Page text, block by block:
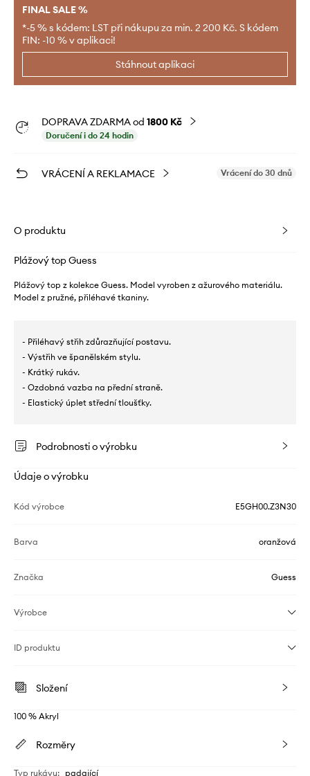
FINAL SALE %
*-5 % s kódem: LST při nákupu za min. 2 200 Kč. S kódem
FIN: -10 % v aplikaci!
Stáhnout aplikaci
DOPRAVA ZDARMA od 1800 Kč
Doručení i do 24 hodin
VRÁCENÍ A REKLAMACE Vrácení do 30 dnů
O produktu
Plážový top Guess
Plážový top z kolekce Guess. Model vyroben z ažurového materiálu.
Model z pružné, přiléhavé tkaniny.
- Přiléhavý střih zdůrazňující postavu.
- Výstřih ve španělském stylu.
- Krátký rukáv.
- Ozdobná vazba na přední straně.
- Elastický úplet střední tloušťky.
Podrobnosti o výrobku
Údaje o výrobku
Kód výrobce E5GH00.Z3N30
Barva oranžová
Značka Guess
Výrobce
ID produktu
Složení
100 % Akryl
Rozměry
Typ rukávu: padající